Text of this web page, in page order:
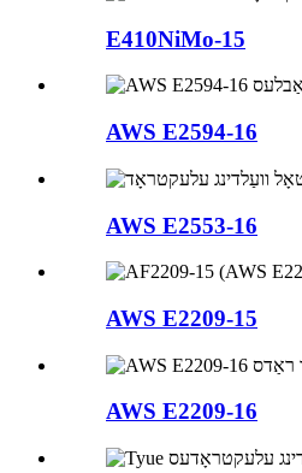
E410NiMo-15
AWS E2594-16
AWS E2553-16
AWS E2209-15
AWS E2209-16